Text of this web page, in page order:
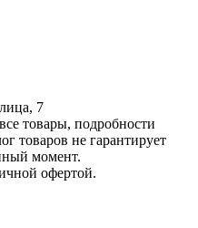
7
товары, подробности
товаров не гарантирует
момент.
офертой.